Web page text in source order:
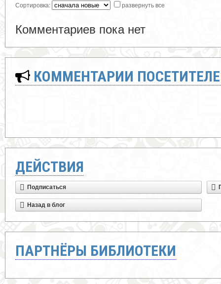
Сортировка: развернуть все
Комментариев пока нет
КОММЕНТАРИИ
ДЕЙСТВИЯ
Подписаться
Назад в блог
ПАРТНЁРЫ БИБЛИОТЕКИ